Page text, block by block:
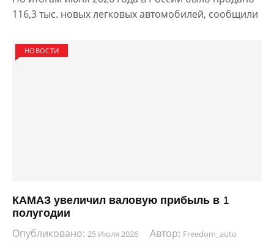
116,3 тыс. новых легковых автомобилей, сообщили
НОВОСТИ
КАМАЗ увеличил валовую прибыль в 1
полугодии
Опубликовано: 25 Июля 2026 Автор: Freedom_auto